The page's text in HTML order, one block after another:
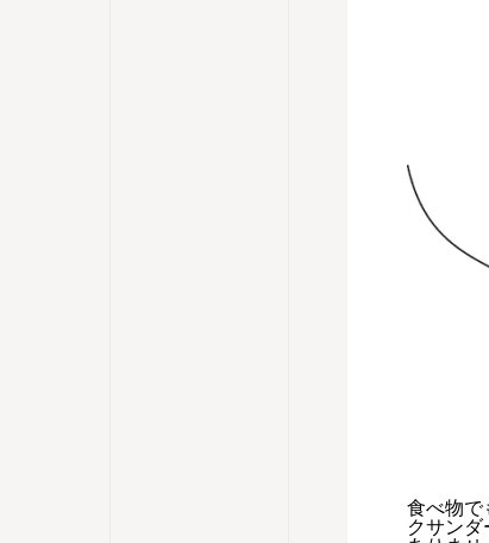
食べ物で
クサン